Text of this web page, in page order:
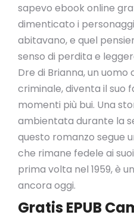
sapevo ebook online
dimenticato i
abitavano, e quel
senso di perdita e
Dre di Brianna, un uomo
criminale, diventa il suo
momenti più bui. Una
ambientata durante la
questo romanzo segue
che rimane fedele ai
prima volta nel 1959, è
ancora oggi.
Gratis EPUB